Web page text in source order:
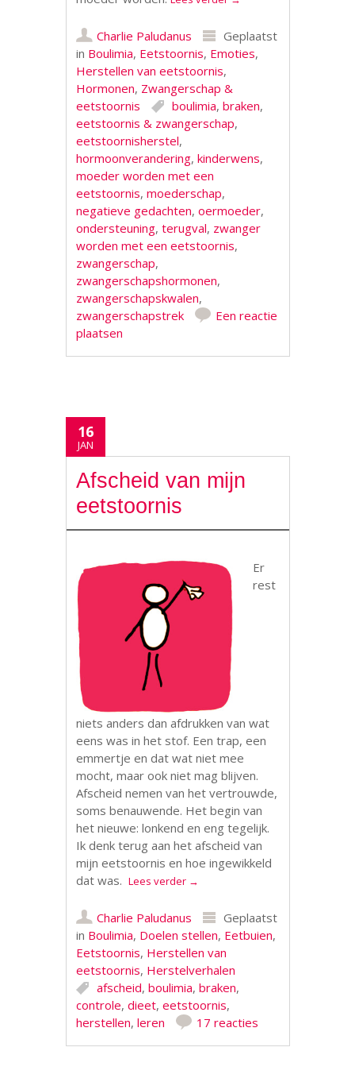
Charlie Paludanus
Geplaatst
in Boulimia, Eetstoornis, Emoties,
Herstellen van eetstoornis,
Hormonen, Zwangerschap &
eetstoornis
boulimia,braken,
eetstoornis & zwangerschap,
eetstoornisherstel,
hormoonverandering,kinderwens,
moeder worden met een
eetstoornis,moederschap,
negatieve gedachten,oermoeder,
ondersteuning,terugval, zwanger
worden met een eetstoornis,
zwangerschap,
zwangerschapshormonen,
zwangerschapskwalen,
zwangerschapstrek
Een reactie
plaatsen
16
JAN
Afscheid van mijn
eetstoornis
Er
rest
niets anders dan afdrukken van wat
eens was in het stof. Een trap, een
emmertje en dat wat niet mee
mocht, maar ook niet mag blijven.
Afscheid nemen van het vertrouwde,
soms benauwende. Het begin van
het nieuwe: lonkend en eng tegelijk.
Ik denk terug aan het afscheid van
mijn eetstoornis en hoe ingewikkeld
dat was.Lees verder →
Charlie Paludanus
Geplaatst
in Boulimia, Doelen stellen, Eetbuien,
Eetstoornis, Herstellen van
eetstoornis, Herstelverhalen
afscheid,boulimia,braken,
controle,dieet,eetstoornis,
herstellen,leren 17 reacties